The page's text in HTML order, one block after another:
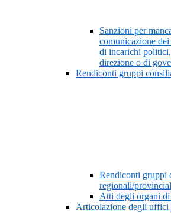
Sanzioni per
comunicazione
di incarichi
direzione o di
Rendiconti gruppi
Rendiconti gruppi
regionali/
Atti degli organi
Articolazione degli uffici